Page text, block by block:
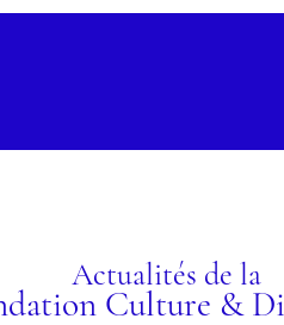
Actualités de la
Culture &